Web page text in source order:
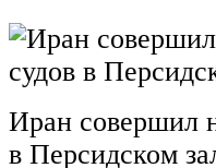
Иран совершил
в Персидском